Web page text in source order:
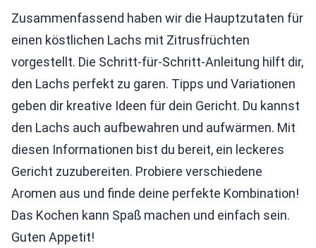
Zusammenfassend haben wir die Hauptzutaten für
einen köstlichen Lachs mit Zitrusfrüchten
vorgestellt. Die Schritt-für-Schritt-Anleitung hilft dir,
den Lachs perfekt zu garen. Tipps und Variationen
geben dir kreative Ideen für dein Gericht. Du kannst
den Lachs auch aufbewahren und aufwärmen. Mit
diesen Informationen bist du bereit, ein leckeres
Gericht zuzubereiten. Probiere verschiedene
Aromen aus und finde deine perfekte Kombination!
Das Kochen kann Spaß machen und einfach sein.
Guten Appetit!